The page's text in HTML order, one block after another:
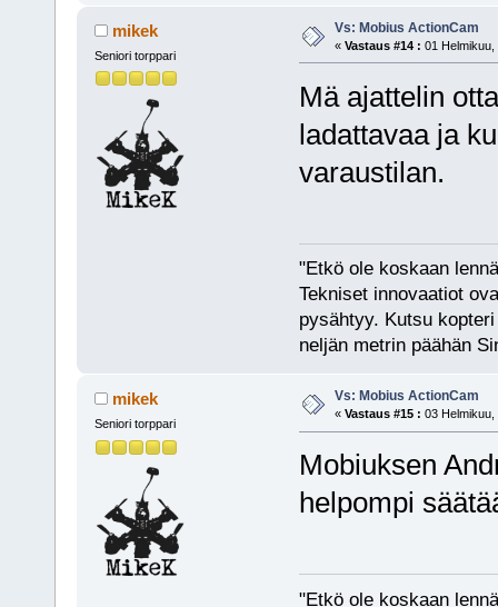
mikek
Seniori torppari
Vs: Mobius ActionCam
« Vastaus #14 : 01 Helmikuu,
Mä ajattelin
ladattavaa ja
varaustilan.
"Etkö ole koskaan
Tekniset innovaatiot
pysähtyy. Kutsu
neljän metrin päähän
mikek
Seniori torppari
Vs: Mobius ActionCam
« Vastaus #15 : 03 Helmikuu,
Mobiuksen
helpompi
"Etkö ole koskaan